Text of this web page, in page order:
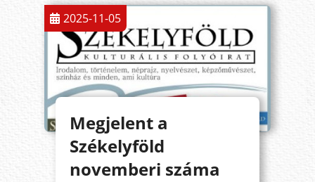
2025-11-05
Megjelent a
Székelyföld
novemberi száma